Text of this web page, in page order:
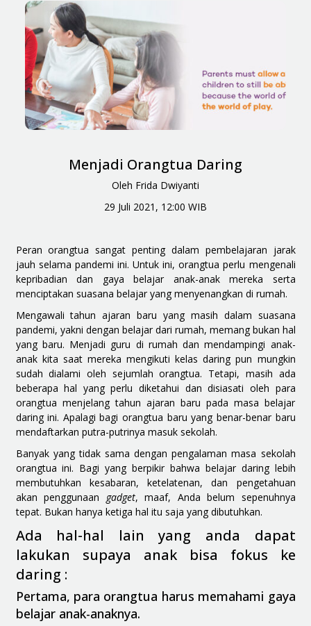
Menjadi Orangtua Daring
Oleh Frida Dwiyanti
29 Juli 2021, 12:00 WIB
Peran orangtua sangat penting dalam pembelajaran jarak
jauh selama pandemi ini. Untuk ini, orangtua perlu mengenali
kepribadian dan gaya belajar anak-anak mereka serta
menciptakan suasana belajar yang menyenangkan di rumah.
Mengawali tahun ajaran baru yang masih dalam suasana
pandemi, yakni dengan belajar dari rumah, memang bukan hal
yang baru. Menjadi guru di rumah dan mendampingi anak-
anak kita saat mereka mengikuti kelas daring pun mungkin
sudah dialami oleh sejumlah orangtua. Tetapi, masih ada
beberapa hal yang perlu diketahui dan disiasati oleh para
orangtua menjelang tahun ajaran baru pada masa belajar
daring ini. Apalagi bagi orangtua baru yang benar-benar baru
mendaftarkan putra-putrinya masuk sekolah.
Banyak yang tidak sama dengan pengalaman masa sekolah
orangtua ini. Bagi yang berpikir bahwa belajar daring lebih
membutuhkan kesabaran, ketelatenan, dan pengetahuan
akan penggunaan gadget, maaf, Anda belum sepenuhnya
tepat. Bukan hanya ketiga hal itu saja yang dibutuhkan.
Ada hal-hal lain yang anda dapat
lakukan supaya anak bisa fokus ke
daring :
Pertama, para orangtua harus memahami gaya
belajar anak-anaknya.